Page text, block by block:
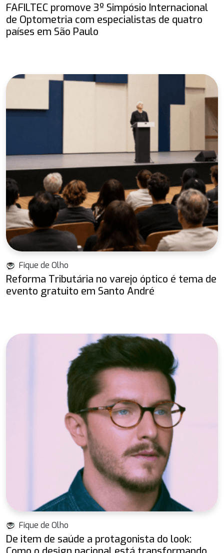
FAFILTEC promove 3º Simpósio Internacional
de Optometria com especialistas de quatro
países em São Paulo
Fique de Olho
Reforma Tributária no varejo óptico é tema de
evento gratuito em Santo André
Fique de Olho
De item de saúde a protagonista do look: